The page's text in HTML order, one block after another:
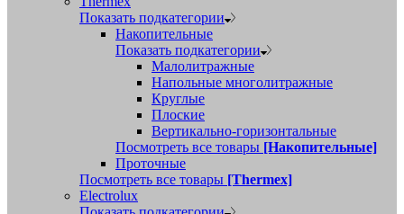
Показать подкатегории
Накопительные
Показать подкатегории
Малолитражные
Напольные многолитражные
Круглые
Плоские
Вертикально-горизонтальные
Посмотреть все товары [Накопительные]
Проточные
Посмотреть все товары [Thermex]
Electrolux